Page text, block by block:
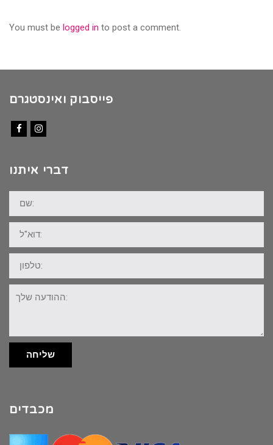
You must be logged in to post a comment.
פייסבוק ואינסטגרם
דברי איתנו
שם:
דוא"ל:
טלפון:
ההודעה
שלך:
שליחה
מכבדים